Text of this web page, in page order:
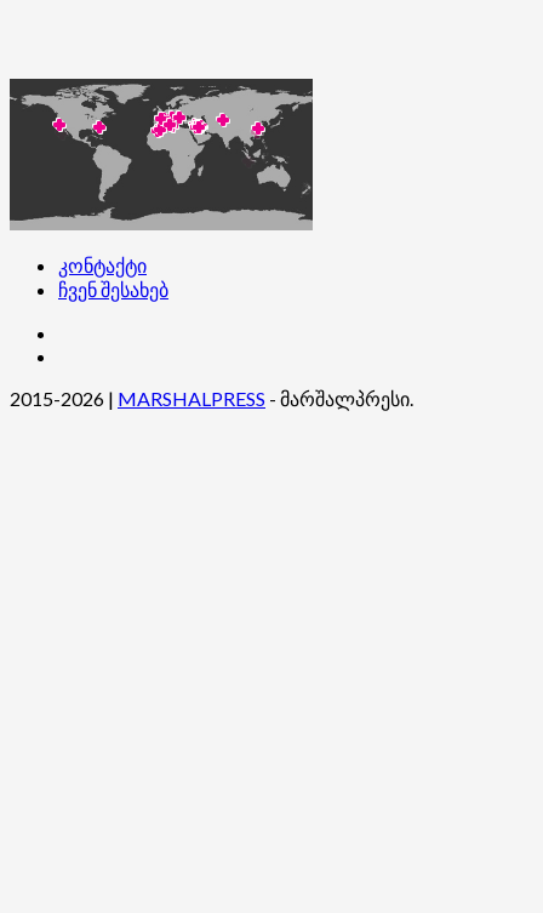
კონტაქტი
ჩვენ შესახებ
2015-2026 | MARSHALPRESS - მარშალპრესი.